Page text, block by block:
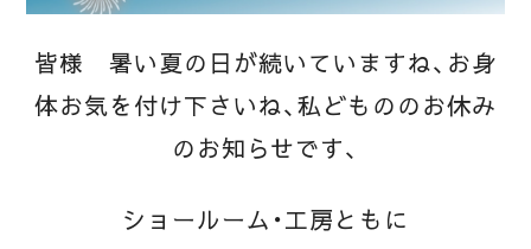
皆様 暑い夏の日が続いていますね、お身
体お気を付け下さいね、私どもののお休み
のお知らせです、
ショールーム・工房ともに